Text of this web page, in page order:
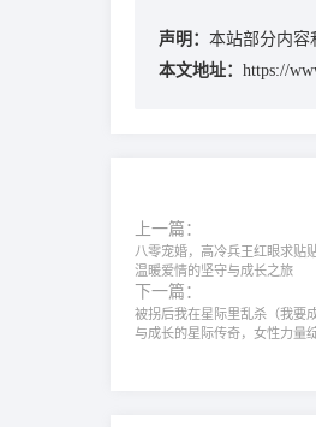
声明： 本站部分内容
本文地址： https://
上一篇：
八零宠婚，高冷兵王红眼求贴
温暖爱情的坚守与成长之旅
下一篇：
被拐后我在星际里乱杀（我要
与成长的星际传奇，女性力量